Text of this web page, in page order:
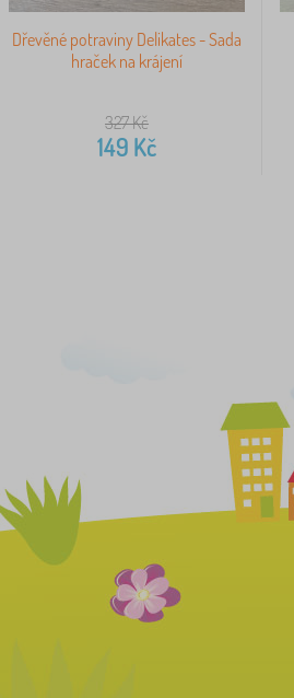
Dřevěné potraviny Delikates - Sada
hraček na krájení
327Kč
149 Kč